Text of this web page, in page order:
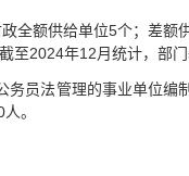
全额供给单位5个；差
至2024年12月统计，部门
员法管理的事业单位
。